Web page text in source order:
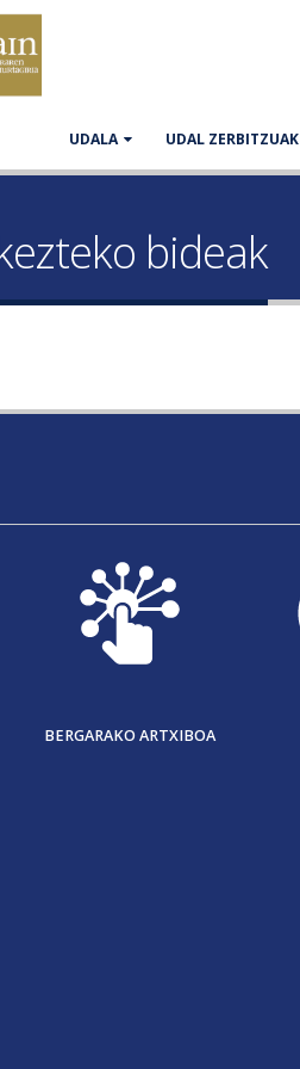
UDALA UDAL ZERBITZUAK
bideak
BERGARAKO ARTXIBOA